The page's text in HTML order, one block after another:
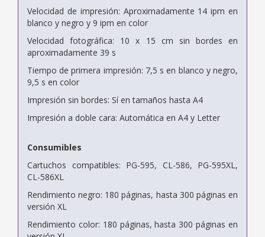
Velocidad de impresión: Aproximadamente 14 ipm en
blanco y negro y 9 ipm en color
Velocidad fotográfica: 10 x 15 cm sin bordes en
aproximadamente 39 s
Tiempo de primera impresión: 7,5 s en blanco y negro,
9,5 s en color
Impresión sin bordes: Sí en tamaños hasta A4
Impresión a doble cara: Automática en A4 y Letter
Consumibles
Cartuchos compatibles: PG-595, CL-586, PG-595XL,
CL-586XL
Rendimiento negro: 180 páginas, hasta 300 páginas en
versión XL
Rendimiento color: 180 páginas, hasta 300 páginas en